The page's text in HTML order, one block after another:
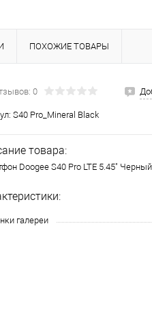
ПОХОЖИЕ ТОВАРЫ
0
S40 Pro_Mineral Black
товара:
Doogee S40 Pro LTE 5.45"
галереи